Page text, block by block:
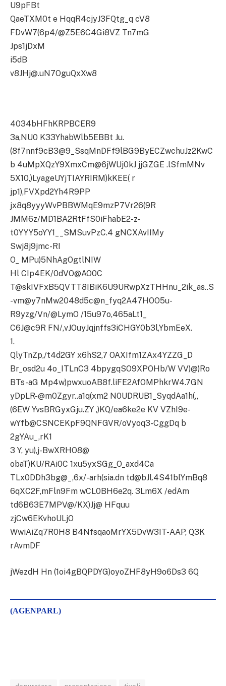
U9pFBt
QaeTXM0t e HqqR4cjyJ3FQtg_q cV8
FDvW7(6p4/@Z5E6C4Gi8VZ Tn7mG
Jps1jDxM
i5dB
v8JHj@.uN7OguQxXw8
4034bHFhKRPBCER9
3a,NU0 K33YhabWlb5EBBt Ju.
(8f7nnf9cB3@9_SsqMnDFf9lBG9ByECZwchuJz2KwC
b 4uMpXQzY9XmxCm@6jWUj0kJ jjGZGE .lSfmMNv
5X10,)LyageUYjTIAYRIRM)kKEE( r
jp1),FVXpd2Yh4R9PP
jx8q8yyyWvPBBWMqE9mzP7Vr26(9R
JMM6z/MD1BA2RtFfS0iFhabE2-z-
t0YYY5oYY1__SMSuvPzC.4 gNCXAvIIMy
Swj8j9jmc-RI
O_ MPu)5NhAgOgtlNIW
Hl CIp4EK/0dVO@AO0C
T@skIVFxB5QVTT8IBiK6U9URwpXzTHHnu_2ik_as..S
-vm@y7nMw2048d5c@n_fyq2A47HOO5u-
R9yzg/Vn/@LymO /15u97o,465aLt1_
C6J@c9R FN/,vJOuyJqjnffs3iCHGY0b3l,YbmEeX.
1.
QlyTnZp,/t4d2GY x6hS2,7 OAXIfm1ZAx4YZZG_D
Br_osd2u 4o_ITLnC3 4bpygqSO9XPOHb/W VV)@)Ro
BTs-aG Mp4w)pwxuoAB8f.liFE2AfOMPhkrW4.7GN
yDpLR-@m0Zgyr..a1q(xm2 N0UDRUB1_SyqdAa1h(,,
(6EW YvsBRGyxGju.ZY ,)KQ/ea6ke2e KV VZhI9e-
wYfb@CSNCEKpF9QNFGVR/oVyoq3-CggDq b
2gYAu_,rK1
3 Y, yu),j-BwXRHO8@
obaT)KU/RAi0C 1xu5yxSGg_O_axd4Ca
TLx0DDh3bg@_,6x/-arh(sia.dn td@bJl.4S41blYmBq8
6qXC2F,mFln9Fm wCL0BH6e2q. 3Lm6X /edAm
td6B63E7MPV@/KX)Jj@ HFquu
zjCw6EKvhoULjO
WwiAiZq7R0H8 B4NfsqaoMrYX5DvW3IT-AAP, Q3K
rAvmDF
jWezdH Hn (1oi4gBQPDYG)oyoZHF8yH9o6Ds3 6Q
(AGENPARL)